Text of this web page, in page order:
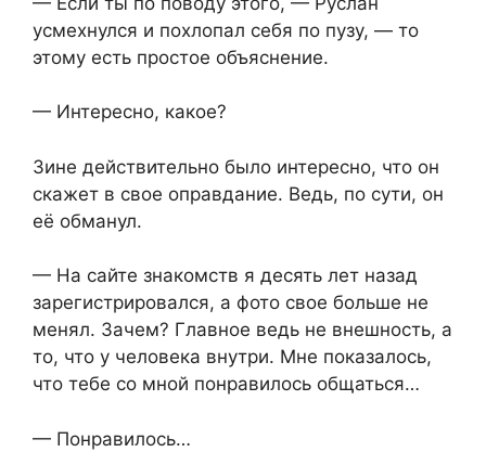
усмехнулся и похлопал себя по пузу, — то
этому есть простое объяснение.
— Интересно, какое?
Зине действительно было интересно, что он
скажет в свое оправдание. Ведь, по сути, он
её обманул.
— На сайте знакомств я десять лет назад
зарегистрировался, а фото свое больше не
менял. Зачем? Главное ведь не внешность, а
то, что у человека внутри. Мне показалось,
что тебе со мной понравилось общаться…
— Понравилось…